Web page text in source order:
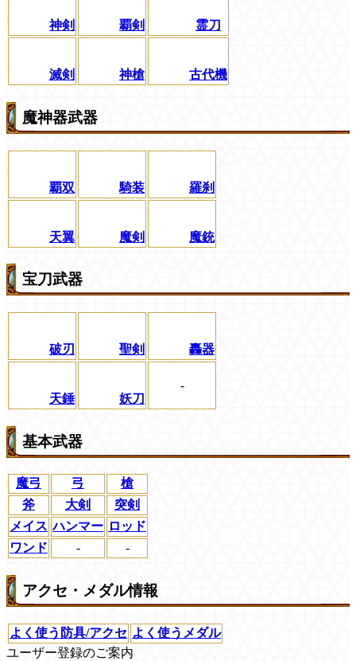
神剣 覇剣 霊刀
滅剣 神槍 古代機
魔神器武器
覇双 騎装 羅刹
天翼 魔剣 魔銃
宝刀武器
破刃 聖剣 轟器
天錘 妖刀
-
基本武器
魔弓 弓
槍
斧
大剣
突剣
メイス ハンマー ロッド
ワンド
- -
アクセ・メダル情報
よく使う防具/アクセ よく使うメダル
ユーザー登録のご案内